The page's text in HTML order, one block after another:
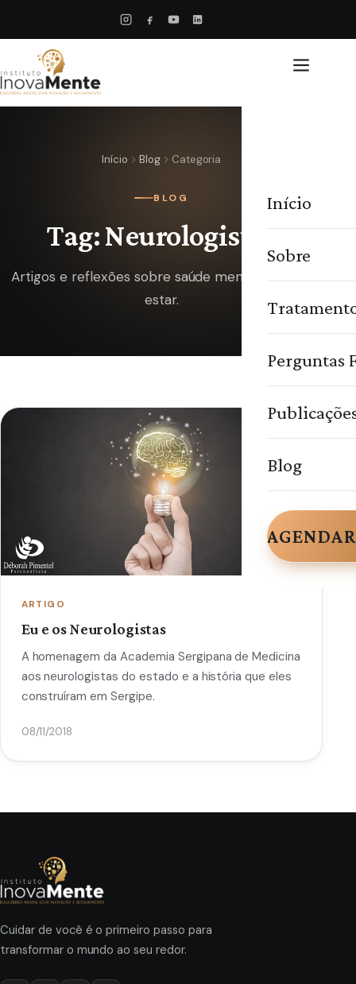
Início
Sobre
Perguntas
Blog
Início Blog Categoria
BLOG
Tag: Neurologistas
Artigos e reflexões sobre saúde mental e bem-
estar.
ARTIGO
Eu e os Neurologistas
A homenagem da Academia Sergipana de Medicina
aos neurologistas do estado e a história que eles
construíram em Sergipe.
08/11/2018
Cuidar de você é o primeiro passo para
transformar o mundo ao seu redor.